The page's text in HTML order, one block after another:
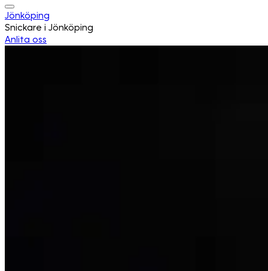
Jönköping
Snickare i Jönköping
Anlita oss